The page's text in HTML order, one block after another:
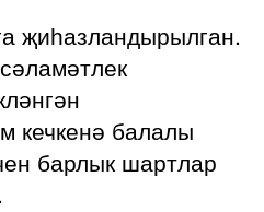
җиһазландырылган.
кечкенә балалы
барлык шартлар